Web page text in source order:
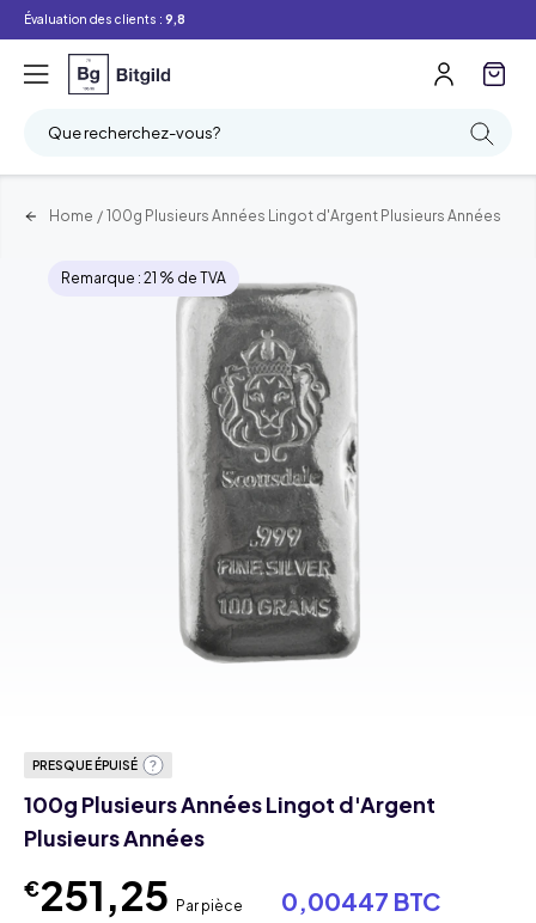
Évaluation des clients : 9,8
Que recherchez-vous?
Home / 100g Plusieurs Années Lingot d'Argent Plusieurs Années
Remarque : 21 % de TVA
PRESQUE ÉPUISÉ
100g Plusieurs Années Lingot d'Argent
Plusieurs Années
€251,25 Par pièce 0,00447 BTC